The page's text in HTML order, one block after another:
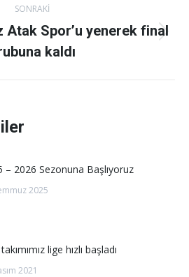
SONRAKI
Sonraki
gönderi:
Atak Spor’u yenerek final
kaldı
– 2026 Sezonuna Başlıyoruz
2025
lige hızlı başladı
2021